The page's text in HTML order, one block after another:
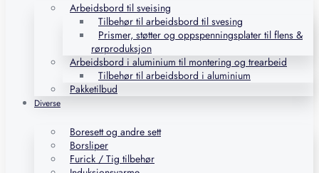
Arbeidsbord til sveising
Tilbehør til arbeidsbord til svesing
Prismer, støtter og oppspenningsplater til flens &
rørproduksjon
Arbeidsbord i aluminium til montering og trearbeid
Tilbehør til arbeidsbord i aluminium
Pakketilbud
Diverse
Boresett og andre sett
Borsliper
Furick / Tig tilbehør